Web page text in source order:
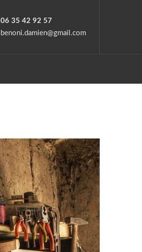
06 35 42 92 57
benoni.damien@gmail.com